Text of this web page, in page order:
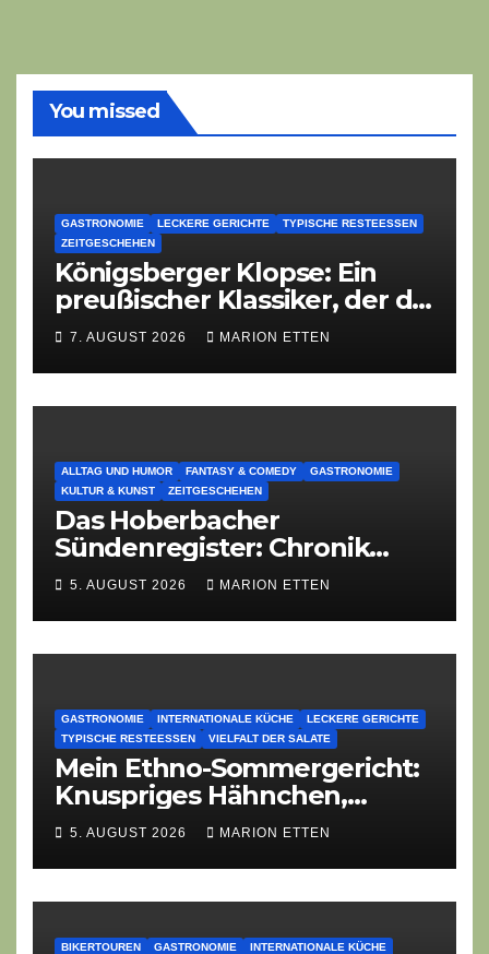
You missed
GASTRONOMIE LECKERE GERICHTE
TYPISCHE RESTEESSEN
ZEITGESCHEHEN
Königsberger Klopse: Ein
preußischer Klassiker, der die
Zeiten überdauert
7. AUGUST 2026 MARION ETTEN
ALLTAG UND HUMOR FANTASY & COMEDY
GASTRONOMIE
KULTUR & KUNST
ZEITGESCHEHEN
Das Hoberbacher
Sündenregister: Chronik
eines angekündigten
5. AUGUST 2026 MARION ETTEN
GASTRONOMIE INTERNATIONALE KÜCHE
LECKERE GERICHTE
TYPISCHE RESTEESSEN
VIELFALT DER SALATE
Mein Ethno-Sommergericht:
Knuspriges Hähnchen,
Lauch-Rührei, Salat
5. AUGUST 2026 MARION ETTEN
BIKERTOUREN GASTRONOMIE
INTERNATIONALE KÜCHE